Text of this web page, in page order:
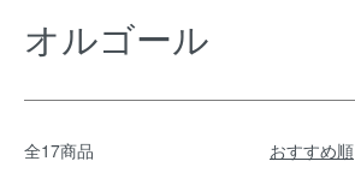
オルゴール
全17商品 おすすめ順